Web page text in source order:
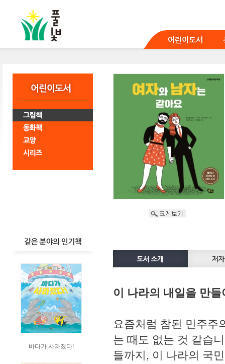
어린이도서
바다가 사라졌다!
이 나라의 내일을 만
요즘처럼 참된 민주주
는 때도 없는 것 같습
들까지, 이 나라의 국